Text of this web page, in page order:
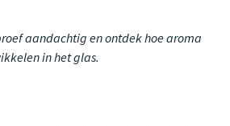
aandachtig en ontdek hoe aroma
in het glas.